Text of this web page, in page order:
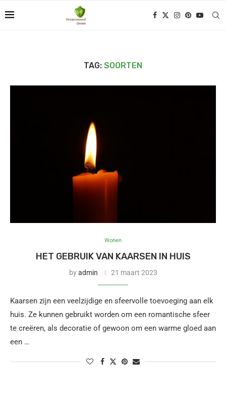
TAG: SOORTEN
Wonen
HET GEBRUIK VAN KAARSEN IN HUIS
byadmin 21 maart 2023
Kaarsen zijn een veelzijdige en sfeervolle toevoeging aan elk
huis. Ze kunnen gebruikt worden om een romantische sfeer
te creëren, als decoratie of gewoon om een warme gloed aan
een …